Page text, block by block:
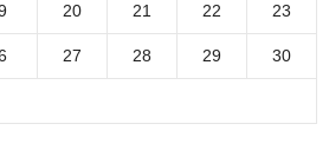
20 21 22 23
27 28 29 30